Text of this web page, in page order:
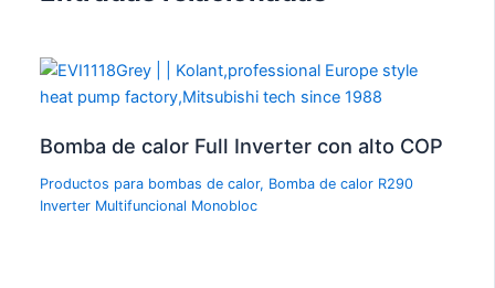
Bomba de calor Full Inverter con alto COP
Productos para bombas de calor, Bomba de calor R290
Inverter Multifuncional Monobloc